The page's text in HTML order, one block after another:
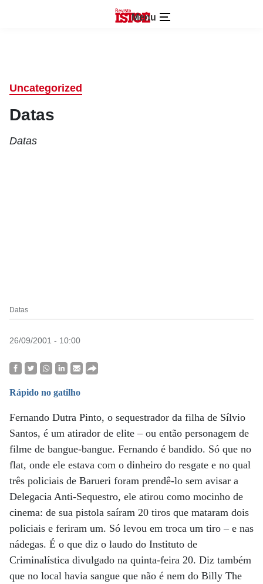
Menu
Uncategorized
Datas
Datas
Datas
26/09/2001 - 10:00
Rápido no gatilho
Fernando Dutra Pinto, o sequestrador da filha de Sílvio
Santos, é um atirador de elite – ou então personagem de
filme de bangue-bangue. Fernando é bandido. Só que no
flat, onde ele estava com o dinheiro do resgate e no qual
três policiais de Barueri foram prendê-lo sem avisar a
Delegacia Anti-Sequestro, ele atirou como mocinho de
cinema: de sua pistola saíram 20 tiros que mataram dois
policiais e feriram um. Só levou em troca um tiro – e nas
nádegas. É o que diz o laudo do Instituto de
Criminalística divulgado na quinta-feira 20. Diz também
que no local havia sangue que não é nem do Billy The